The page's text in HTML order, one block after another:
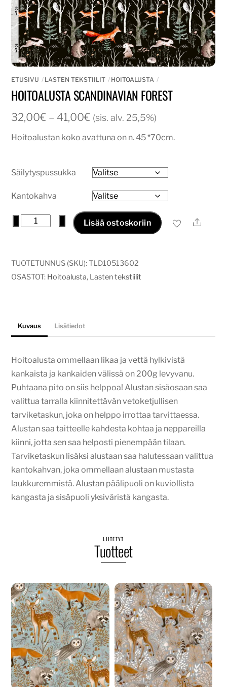
ETUSIVU LASTEN TEKSTIILIT HOITOALUSTA
HOITOALUSTA SCANDINAVIAN FOREST
32,00€ – 41,00€ Hintaluokka:
-
(sis. alv. 25,5%)
Hoitoalustan koko avattuna on n. 45 *70cm.
Säilytyspussukka
Kantokahva
Hoitoalusta
määrä
Lisää ostoskoriin Ale
TUOTETUNNUS (SKU):TLD10513602
OSASTOT: Hoitoalusta, Lasten tekstiilit
Kuvaus Lisätiedot
Hoitoalusta ommellaan likaa ja vettä hylkivistä
kankaista ja kankaiden välissä on 200g levyvanu.
Puhtaana pito on siis helppoa! Alustan sisäosaan saa
valittua tarralla kiinnitettävän vetoketjullisen
tarviketaskun, joka on helppo irrottaa tarvittaessa.
Alustan saa taitteelle kahdesta kohtaa ja neppareilla
kiinni, jotta sen saa helposti pienempään tilaan.
Tarviketaskun lisäksi alustaan saa halutessaan valittua
kantokahvan, joka ommellaan alustaan mustasta
laukkuremmistä. Alustan päälipuoli on kuviollista
kangasta ja sisäpuoli yksiväristä kangasta.
LIITETYT
Tuotteet